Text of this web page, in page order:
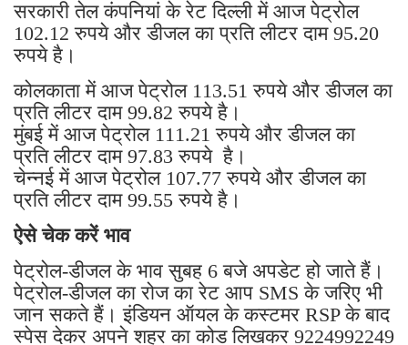
सरकारी तेल कंपनियां के रेट दिल्ली में आज पेट्रोल
102.12 रुपये और डीजल का प्रति लीटर दाम 95.20
रुपये है।
कोलकाता में आज पेट्रोल 113.51 रुपये और डीजल का
प्रति लीटर दाम 99.82 रुपये है।
मुंबई में आज पेट्रोल 111.21 रुपये और डीजल का
प्रति लीटर दाम 97.83 रुपये है।
चेन्नई में आज पेट्रोल 107.77 रुपये और डीजल का
प्रति लीटर दाम 99.55 रुपये है।
ऐसे चेक करें भाव
पेट्रोल-डीजल के भाव सुबह 6 बजे अपडेट हो जाते हैं।
पेट्रोल-डीजल का रोज का रेट आप SMS के जरिए भी
जान सकते हैं। इंडियन ऑयल के कस्टमर RSP के बाद
स्पेस देकर अपने शहर का कोड लिखकर 9224992249